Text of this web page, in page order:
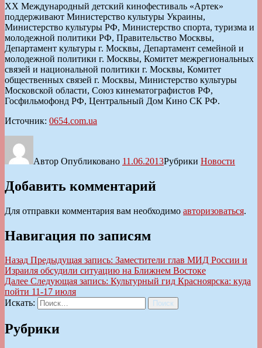
ХХ Международный детский кинофестиваль «Артек»
поддерживают Министерство культуры Украины,
Министерство культуры РФ, Министерство спорта, туризма и
молодежной политики РФ, Правительство Москвы,
Департамент культуры г. Москвы, Департамент семейной и
молодежной политики г. Москвы, Комитет межрегиональных
связей и национальной политики г. Москвы, Комитет
общественных связей г. Москвы, Министерство культуры
Московской области, Союз кинематографистов РФ,
Госфильмофонд РФ, Центральный Дом Кино СК РФ.
Источник: 0654.com.ua
Автор Опубликовано 11.06.2013Рубрики Новости
Добавить комментарий
Для отправки комментария вам необходимо авторизоваться.
Навигация по записям
Назад Предыдущая запись: Заместители глав МИД России и
Израиля обсудили ситуацию на Ближнем Востоке
Далее Следующая запись: Культурный гид Красноярска: куда
пойти 11-17 июля
Искать:
Поиск
Рубрики